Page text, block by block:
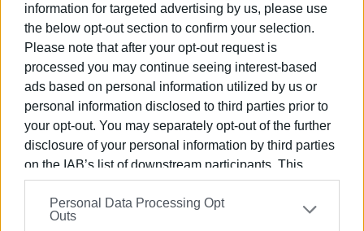
information for targeted advertising by us, please use
the below opt-out section to confirm your selection.
Please note that after your opt-out request is
processed you may continue seeing interest-based
ads based on personal information utilized by us or
personal information disclosed to third parties prior to
your opt-out. You may separately opt-out of the further
disclosure of your personal information by third parties
on the IAB’s list of downstream participants. This
information may also be disclosed by us to third parties
on theIAB’s List of Downstream Participants
that may
further disclose it to other third parties.
Personal Data Processing Opt
Outs